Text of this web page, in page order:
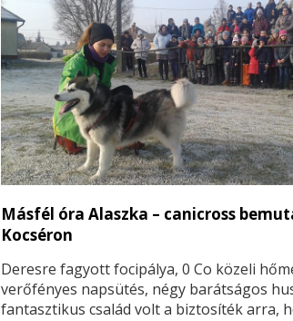
Másfél óra Alaszka – canicross
Kocséron
Deresre fagyott focipálya, 0 Co közeli
verőfényes napsütés, négy barátságos
fantasztikus család volt a biztosíték arra,